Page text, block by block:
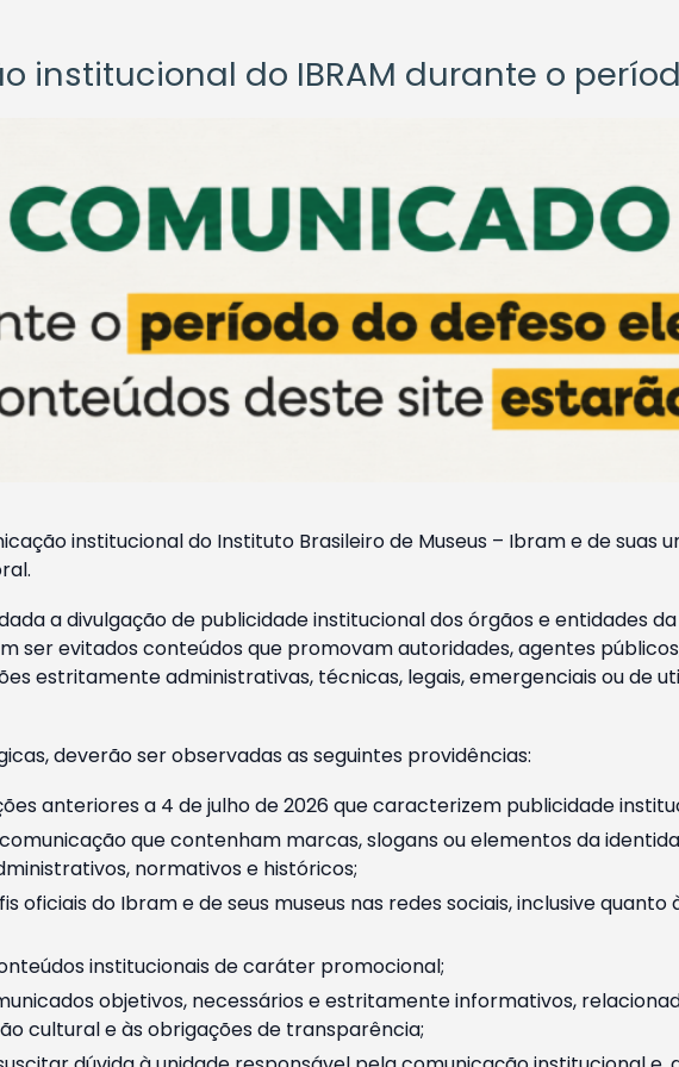
institucional do IBRAM durante o
institucional do Instituto Brasileiro de Museus – Ibram e de suas
a divulgação de publicidade institucional dos órgãos e entidades
ser evitados conteúdos que promovam autoridades, agentes
estritamente administrativas, técnicas, legais, emergenciais ou de
deverão ser observadas as seguintes providências:
anteriores a 4 de julho de 2026 que caracterizem publicidade
que contenham marcas, slogans ou elementos da
normativos e históricos;
do Ibram e de seus museus nas redes sociais, inclusive quanto
institucionais de caráter promocional;
objetivos, necessários e estritamente informativos,
cultural e às obrigações de transparência;